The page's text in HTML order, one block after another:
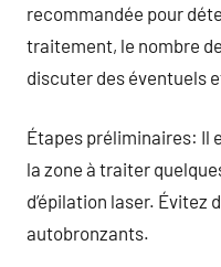
recommandée pour
traitement, le nombre
discuter des éventuels
Étapes préliminaires: Il
la zone à traiter
d’épilation laser. Évitez
autobronzants.